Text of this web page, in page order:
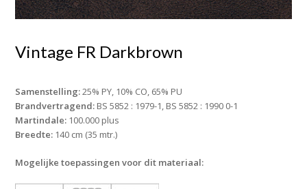
Vintage FR Darkbrown
Samenstelling:25% PY, 10% CO, 65% PU
Brandvertragend: BS 5852 : 1979-1, BS 5852 : 1990 0-1
Martindale: 100.000 plus
Breedte: 140 cm (35 mtr.)
Mogelijke toepassingen voor dit materiaal: